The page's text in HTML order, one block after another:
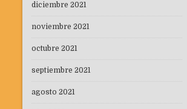
diciembre 2021
noviembre 2021
octubre 2021
septiembre 2021
agosto 2021